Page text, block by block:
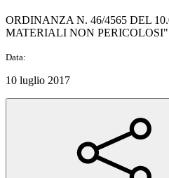
ORDINANZA N. 46/4565 DEL
MATERIALI NON PERICOLOSI"
Data:
10 luglio 2017